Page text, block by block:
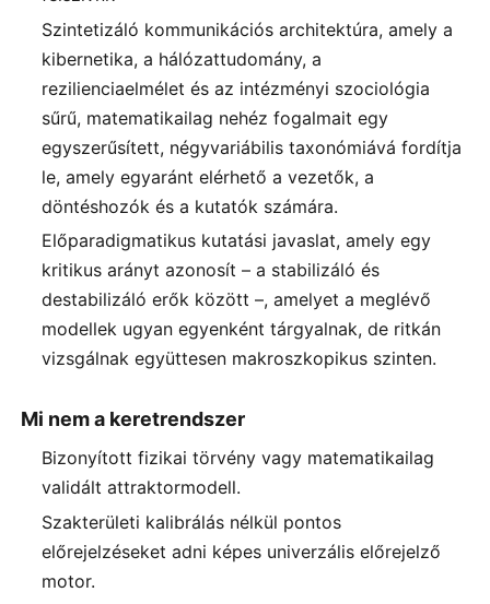
Szintetizáló kommunikációs architektúra, amely a
kibernetika, a hálózattudomány, a
rezilienciaelmélet és az intézményi szociológia
sűrű, matematikailag nehéz fogalmait egy
egyszerűsített, négyvariábilis taxonómiává fordítja
le, amely egyaránt elérhető a vezetők, a
döntéshozók és a kutatók számára.
Előparadigmatikus kutatási javaslat, amely egy
kritikus arányt azonosít – a stabilizáló és
destabilizáló erők között –, amelyet a meglévő
modellek ugyan egyenként tárgyalnak, de ritkán
vizsgálnak együttesen makroszkopikus szinten.
Mi nem a keretrendszer
Bizonyított fizikai törvény vagy matematikailag
validált attraktormodell.
Szakterületi kalibrálás nélkül pontos
előrejelzéseket adni képes univerzális előrejelző
motor.